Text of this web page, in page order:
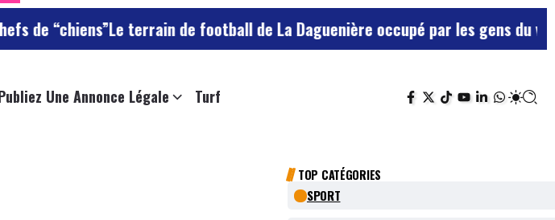
Le terrain de football de La Daguenière occupé par les gens du voyage, le
Une Annonce Légale Turf
TOP CATÉGORIES
SPORT